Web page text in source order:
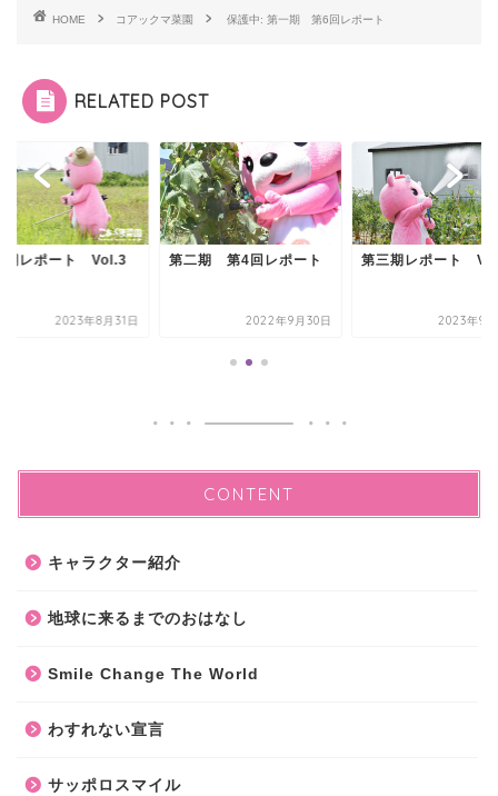
HOME コアックマ菜園 保護中: 第一期 第6回レポート
RELATED POST
期レポート Vol.3
2023年8月31日
第二期 第4回レポート
2022年9月30日
第三期レポート
2023年9
CONTENT
キャラクター紹介
地球に来るまでのおはなし
Smile Change The World
わすれない宣言
サッポロスマイル